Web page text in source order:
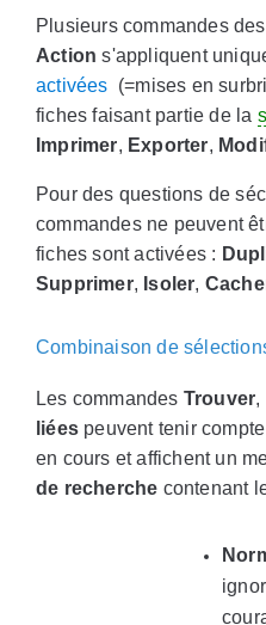
Plusieurs commandes
Action s'appliquent
activées (=mises en
fiches faisant partie de la
Imprimer, Exporter,
Pour des questions de
commandes ne peuvent
fiches sont activées :
Supprimer, Isoler,
Combinaison de
Les commandes Trouver,
liées peuvent tenir
en cours et affichent un
de recherche contenant